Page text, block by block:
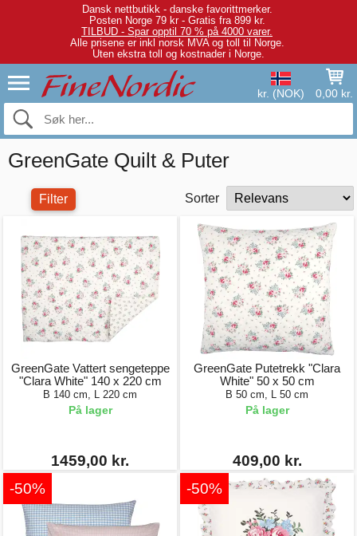
Dansk nettbutikk - danske favorittmerker.
Posten Norge 79 kr - Gratis fra 899 kr.
TILBUD - Spar opptil 70 % på 4000 varer.
Alle prisene er inkl norsk MVA og toll til Norge.
Uten ekstra toll og kostnader i Norge.
kr. (NOK) 0,00 kr.
GreenGate Quilt & Puter
Filter Sorter
GreenGate Vattert sengeteppe
"Clara White" 140 x 220 cm
B 140 cm, L 220 cm
På lager
1459,00 kr.
GreenGate Putetrekk "Clara
White" 50 x 50 cm
B 50 cm, L 50 cm
På lager
409,00 kr.
-50%
-50%